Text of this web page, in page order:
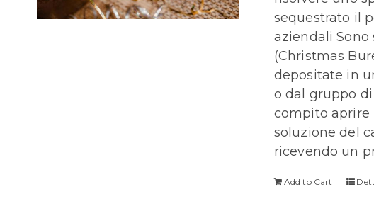
sequestrato il
aziendali Sono
(Christmas
depositate in
o dal gruppo
compito aprire
soluzione del
ricevendo un
Add to Cart